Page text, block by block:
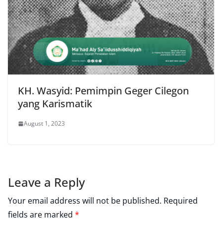
KH. Wasyid: Pemimpin Geger Cilegon
yang Karismatik
August 1, 2023
Leave a Reply
Your email address will not be published. Required
fields are marked *